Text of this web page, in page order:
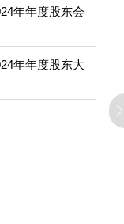
年年度股东会
年年度股东大